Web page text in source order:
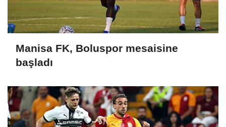
Manisa FK, Boluspor mesaisine
başladı